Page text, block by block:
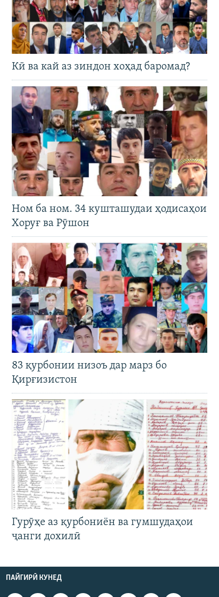
Кӣ ва кай аз зиндон хоҳад баромад?
Ном ба ном. 34 кушташудаи ҳодисаҳои
Хоруғ ва Рӯшон
83 қурбонии низоъ дар марз бо
Қирғизистон
Гурӯҳе аз қурбониён ва гумшудаҳои
ҷанги дохилӣ
ПАЙГИРӢ КУНЕД